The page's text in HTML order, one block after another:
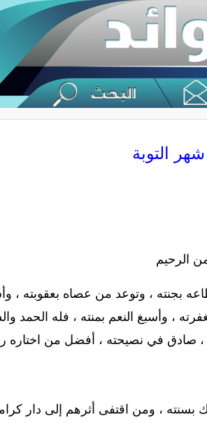
التوبة
الرحيم
بجنته ، وتوعد من عصاه بعقوبته ،
، وأسبغ النعم بمنته ، فله الحمد
صادق في نصيحته ، أفضل من اختاره
، ومن اقتفى أثرهم إلى دار كرامته